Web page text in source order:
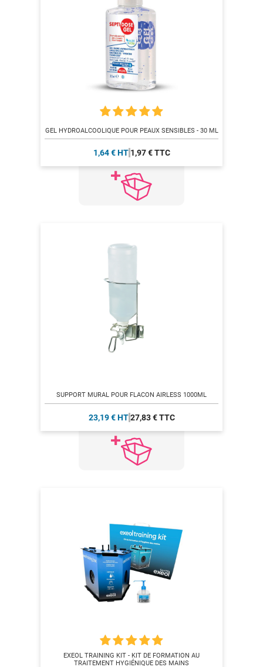
GEL HYDROALCOOLIQUE POUR PEAUX SENSIBLES - 30 ML
1,64 € HT 1,97 € TTC
SUPPORT MURAL POUR FLACON AIRLESS 1000ML
23,19 € HT 27,83 € TTC
EXEOL TRAINING KIT - KIT DE FORMATION AU
TRAITEMENT HYGIÉNIQUE DES MAINS